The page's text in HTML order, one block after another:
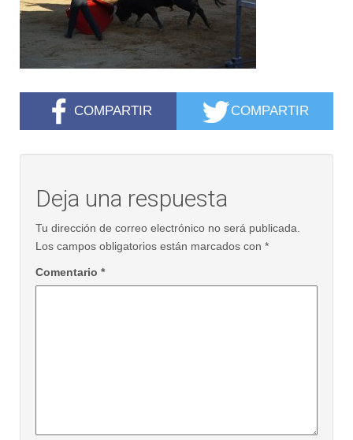
COMPARTIR COMPARTIR
Deja una respuesta
Tu dirección de correo electrónico no será publicada.
Los campos obligatorios están marcados con *
Comentario *